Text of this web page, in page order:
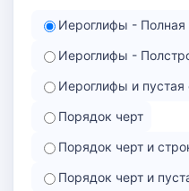
Иероглифы - Полная
Иероглифы -
Иероглифы и
Порядок черт
Порядок черт и
Порядок черт и